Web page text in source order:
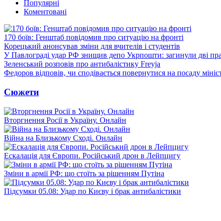
Популярні
Коментовані
170 боїв: Генштаб повідомив про ситуацію на фронті
Корецький анонсував зміни для вчителів і студентів
У Павлограді удар РФ знищив депо Укрпошти: загинули дві
Зеленський розповів про антибалістику Freyja
Федоров відповів, чи сподівається повернутися на посаду
Сюжети
Вторгнення Росії в Україну. Онлайн
Війна на Близькому Сході. Онлайн
Ескалація для Європи. Російський дрон в Лейпцигу
Зміни в армії РФ: що стоїть за рішенням Путіна
Підсумки 05.08: Удар по Києву і брак антибалістики